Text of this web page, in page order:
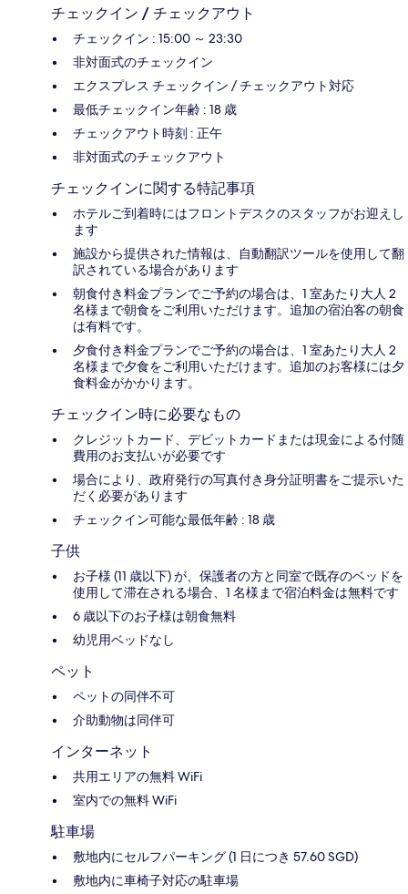
チェックイン / チェックアウト
チェックイン : 15:00 ～ 23:30
非対面式のチェックイン
エクスプレス チェックイン / チェックアウト対応
最低チェックイン年齢 : 18 歳
チェックアウト時刻 : 正午
非対面式のチェックアウト
チェックインに関する特記事項
ホテルご到着時にはフロントデスクのスタッフがお迎えし
ます
施設から提供された情報は、自動翻訳ツールを使用して翻
訳されている場合があります
朝食付き料金プランでご予約の場合は、1 室あたり大人 2
名様まで朝食をご利用いただけます。追加の宿泊客の朝食
は有料です。
夕食付き料金プランでご予約の場合は、1 室あたり大人 2
名様まで夕食をご利用いただけます。追加のお客様には夕
食料金がかかります。
チェックイン時に必要なもの
クレジットカード、デビットカードまたは現金による付随
費用のお支払いが必要です
場合により、政府発行の写真付き身分証明書をご提示いた
だく必要があります
チェックイン可能な最低年齢 : 18 歳
子供
お子様 (11 歳以下) が、保護者の方と同室で既存のベッドを
使用して滞在される場合、1 名様まで宿泊料金は無料です
6 歳以下のお子様は朝食無料
幼児用ベッドなし
ペット
ペットの同伴不可
介助動物は同伴可
インターネット
共用エリアの無料 WiFi
室内での無料 WiFi
駐車場
敷地内にセルフパーキング (1 日につき 57.60 SGD)
敷地内に車椅子対応の駐車場